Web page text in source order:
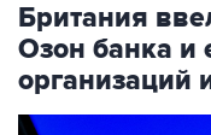
Британия
Озон банка и
организаций